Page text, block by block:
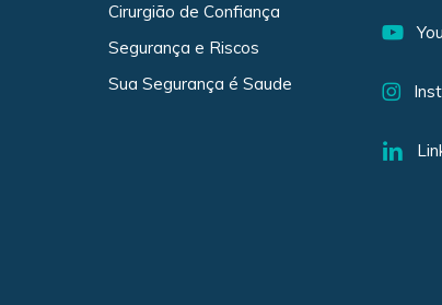
Cirurgião de Confiança
Segurança e Riscos
Sua Segurança é Saude